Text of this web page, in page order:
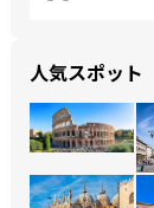
人気スポット